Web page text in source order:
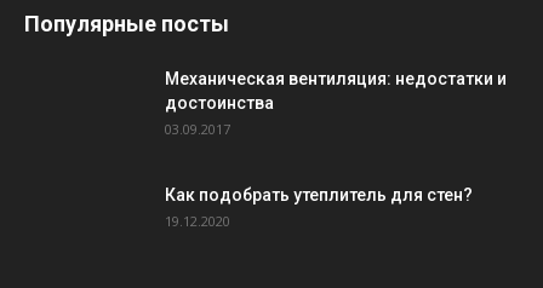
Популярные посты
Механическая вентиляция: недостатки и
достоинства
03.09.2017
Как подобрать утеплитель для стен?
19.12.2020